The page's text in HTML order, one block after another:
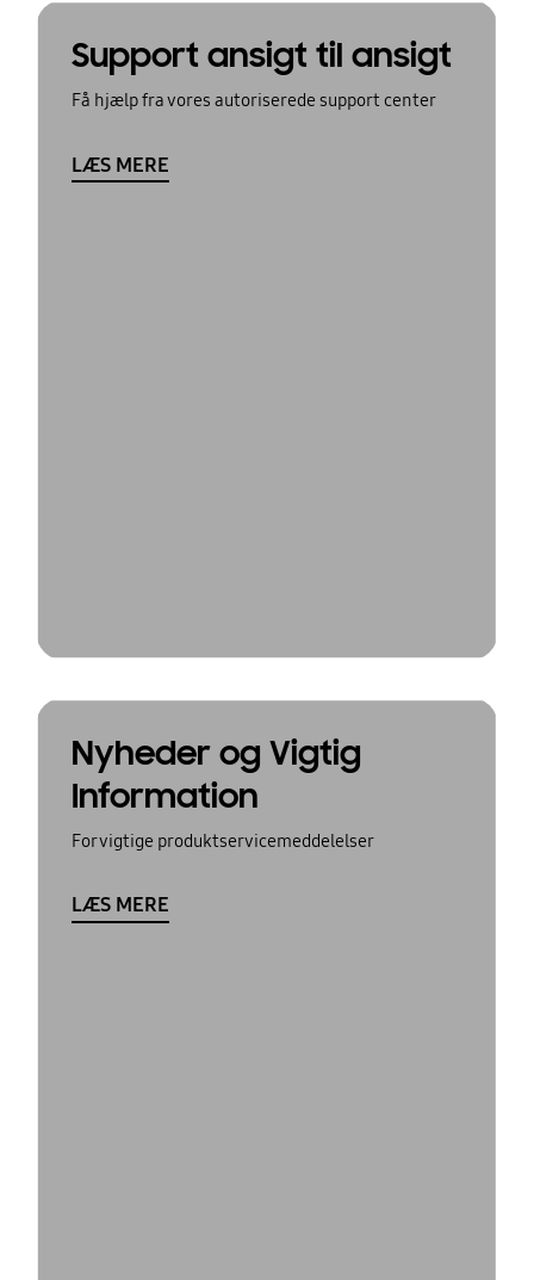
Support ansigt til ansigt
Få hjælp fra vores autoriserede support center
LÆS MERE
Nyheder og Vigtig
Information
For vigtige produktservicemeddelelser
LÆS MERE